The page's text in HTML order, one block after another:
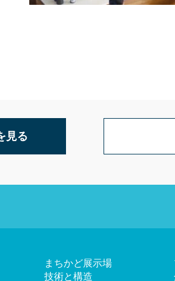
見る
まちかど展示場
技術と構造